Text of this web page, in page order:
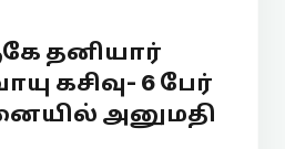
தனியார்
கசிவு- 6 பேர்
அனுமதி